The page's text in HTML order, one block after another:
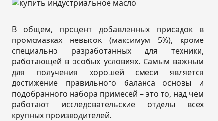
В общем, процент добавленных присадок в
промсмазках невысок (максимум 5%), кроме
специально разработанных для техники,
работающей в особых условиях. Самым важным
для получения хорошей смеси является
достижение правильного баланса основы и
подобранного набора примесей – это то, над чем
работают исследовательские отделы всех
крупных производителей.